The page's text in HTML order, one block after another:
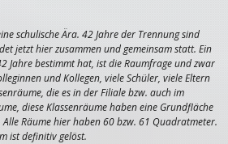
schulische Ära. 42 Jahre der Trennung sind
jetzt hier zusammen und gemeinsam statt. Ein
Jahre bestimmt hat, ist die Raumfrage und zwar
und Kollegen, viele Schüler, viele Eltern
die es in der Filiale bzw. auch im
diese Klassenräume haben eine Grundfläche
Räume hier haben 60 bzw. 61 Quadratmeter.
ist definitiv gelöst.